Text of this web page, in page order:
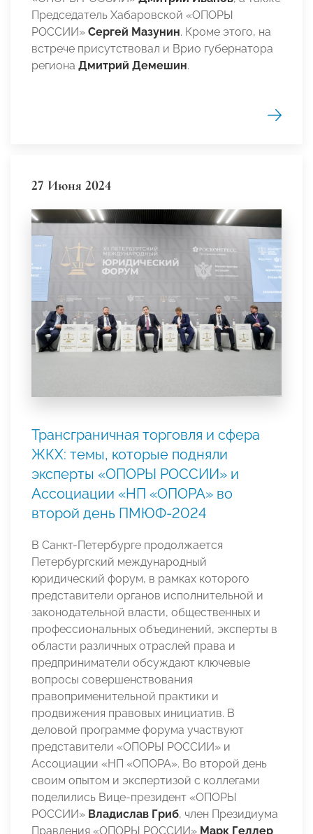
Председатель Хабаровской «ОПОРЫ
РОССИИ» Сергей Мазунин. Кроме этого, на
встрече присутствовал и Врио губернатора
региона Дмитрий Демешин.
27 Июня 2024
Трансграничная торговля и сфера
ЖКХ: темы, которые подняли
эксперты «ОПОРЫ РОССИИ» и
Ассоциации «НП «ОПОРА» во
второй день ПМЮФ-2024
В Санкт-Петербурге продолжается
Петербургский международный
юридический форум, в рамках которого
представители органов исполнительной и
законодательной власти, общественных и
профессиональных объединений, эксперты в
области различных отраслей права и
предприниматели обсуждают ключевые
вопросы совершенствования
правоприменительной практики и
продвижения правовых инициатив. В
деловой программе форума участвуют
представители «ОПОРЫ РОССИИ» и
Ассоциации «НП «ОПОРА». Во второй день
своим опытом и экспертизой с коллегами
поделились Вице-президент «ОПОРЫ
РОССИИ» Владислав Гриб, член Президиума
Правления «ОПОРЫ РОССИИ» Марк Геллер